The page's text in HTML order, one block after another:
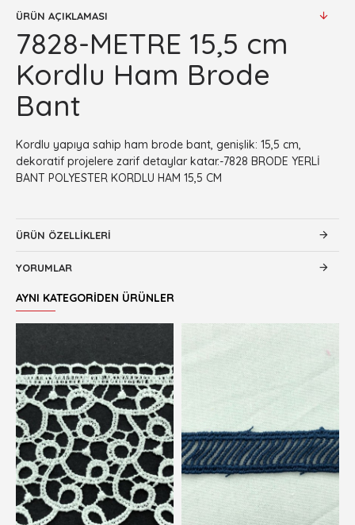
AYNI KATEGORIDEN ÜRÜNLER
ÜRÜN AÇIKLAMASI
7828-METRE 15,5 cm
Kordlu Ham Brode
Bant
Kordlu yapıya sahip ham brode bant, genişlik: 15,5 cm,
dekoratif projelere zarif detaylar katar.-7828 BRODE YERLİ
BANT POLYESTER KORDLU HAM 15,5 CM
ÜRÜN ÖZELLIKLERI
YORUMLAR